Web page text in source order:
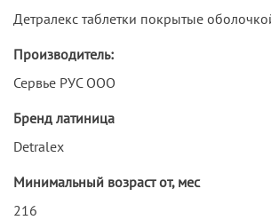
Детралекс таблетки покрытые
Производитель:
Сервье РУС ООО
Бренд латиница
Detralex
Минимальный возраст от, мес
216